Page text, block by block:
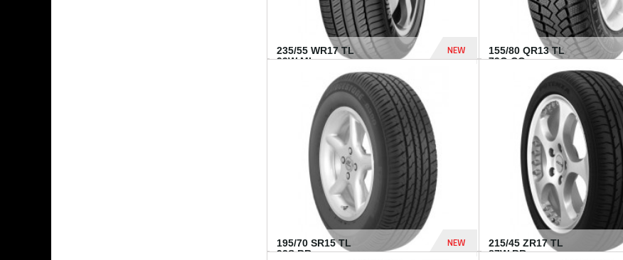
235/55 WR17 TL
99W MI...
NEW
1 182 Dhs
155/80 QR13 TL
79Q CO...
195/70 SR15 TL
92S BR...
NEW
215/45 ZR17 TL
87W BR...